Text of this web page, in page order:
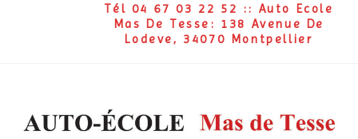
Tél 04 67 03 22 52 :: Auto Ecole
Mas De Tesse: 138 Avenue De
Lodeve, 34070 Montpellier